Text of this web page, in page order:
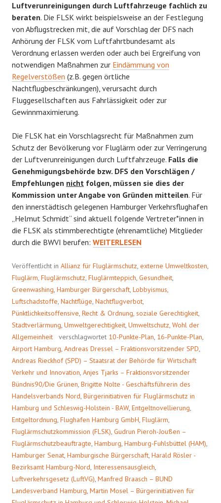
Luftverunreinigungen durch Luftfahrzeuge fachlich zu
beraten. Die FLSK wirkt beispielsweise an der Festlegung
von Abflugstrecken mit, die auf Vorschlag der DFS nach
Anhörung der FLSK vom Luftfahrtbundesamt als
Verordnung erlassen werden oder auch bei Ergreifung von
notwendigen Maßnahmen zur Eindämmung von
Regelverstößen (z.B. gegen örtliche
Nachtflugbeschränkungen), verursacht durch
Fluggesellschaften aus Fahrlässigkeit oder zur
Gewinnmaximierung.
Die FLSK hat ein Vorschlagsrecht für Maßnahmen zum
Schutz der Bevölkerung vor Fluglärm oder zur Verringerung
der Luftverunreinigungen durch Luftfahrzeuge. Falls die
Genehmigungsbehörde bzw. DFS den Vorschlägen /
Empfehlungen nicht folgen, müssen sie dies der
Kommission unter Angabe von Gründen mitteilen. Für
den innerstädtisch gelegenen Hamburger Verkehrsflughafen
„Helmut Schmidt“ sind aktuell folgende Vertreter*innen in
die FLSK als stimmberechtigte (ehrenamtliche) Mitglieder
durch die BWVI berufen: KEIN
RUHE
WEITERLESEN
Veröffentlicht in Allianz für Fluglärmschutz, externe Umweltkosten,
Fluglärm, Fluglärmschutz, Fluglärmteppich, Gesundheit,
Greenwashing, Hamburger Bürgerschaft, Lobbyismus,
Luftschadstoffe, Nachtflüge, Nachtflugverbot,
Pünktlichkeitsoffensive, Recht & Ordnung, soziale Gerechtigkeit,
Stadtverlärmung, Umweltgerechtigkeit, Umweltschutz, Wohl der
Allgemeinheit
verschlagwortet 10-Punkte-Plan, 16-Punkte-Plan,
Airport Hamburg, Andreas Dressel – Fraktionsvorsitzender SPD,
Andreas Rieckhof (SPD) – Staatsrat der Behörde für Wirtschaft
Verkehr und Innovation, Anjes Tjarks – Fraktionsvorsitzender
Bündnis90/Die Grünen, Brigitte Nolte - Geschäftsführerin des
Handelsverbands Nord, Bürgerinitiativen für Fluglärmschutz in
Hamburg und Schleswig-Holstein - BAW, Entgeltnovellierung,
Entgeltordnung, Flughafen Hamburg GmbH, Fluglärm,
Fluglärmschutzkommission (FLSK), Gudrun Pieroh-Joußen –
Fluglärmschutzbeauftragte, Hamburg, Hamburg-Fuhlsbüttel (HAM),
Hamburger Senat, Hamburgische Bürgerschaft, Harald Rösler -
Bezirksamt Hamburg-Nord, Interessensausgleich,
Luftverkehrsgesetz (LuftVG), Manfred Braasch – BUND
Landesverband Hamburg, Martin Mosel – Bürgerinitiativen für